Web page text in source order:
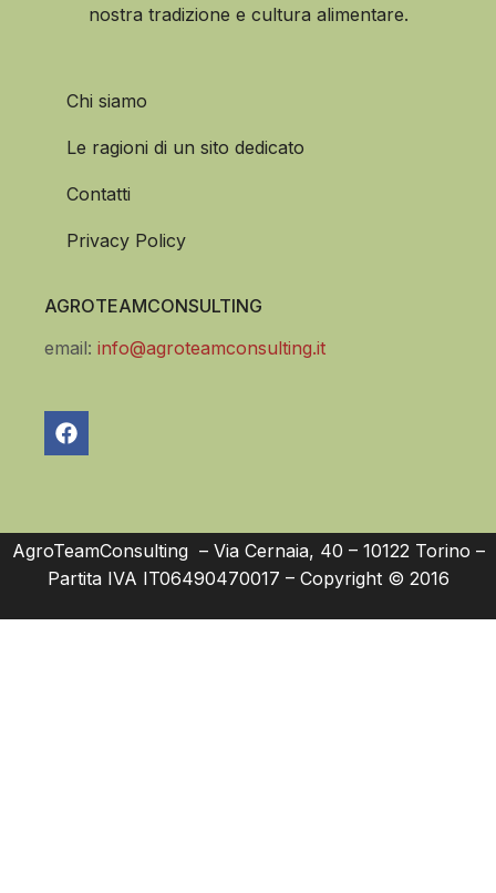
nostra tradizione e cultura alimentare.
Chi siamo
Le ragioni di un sito dedicato
Contatti
Privacy Policy
AGROTEAMCONSULTING
email: info@agroteamconsulting.it
AgroTeamConsulting – Via Cernaia, 40 – 10122 Torino –
Partita IVA IT06490470017 – Copyright © 2016